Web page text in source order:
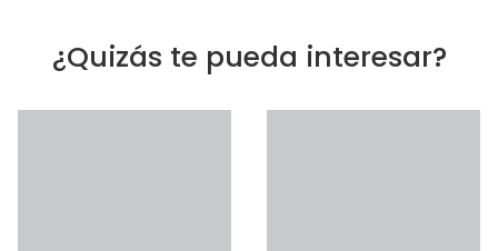
¿Quizás te pueda interesar?